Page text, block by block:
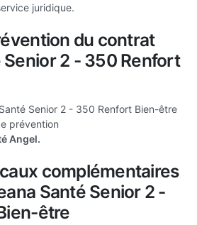
juridique.
du contrat
Senior 2 - 350 Renfort
Senior 2 - 350 Renfort Bien-être
prévention
Angel.
complémentaires
Santé Senior 2 -
être